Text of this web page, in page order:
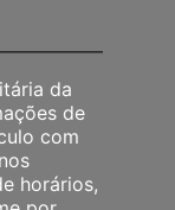
da
de
com
horários,